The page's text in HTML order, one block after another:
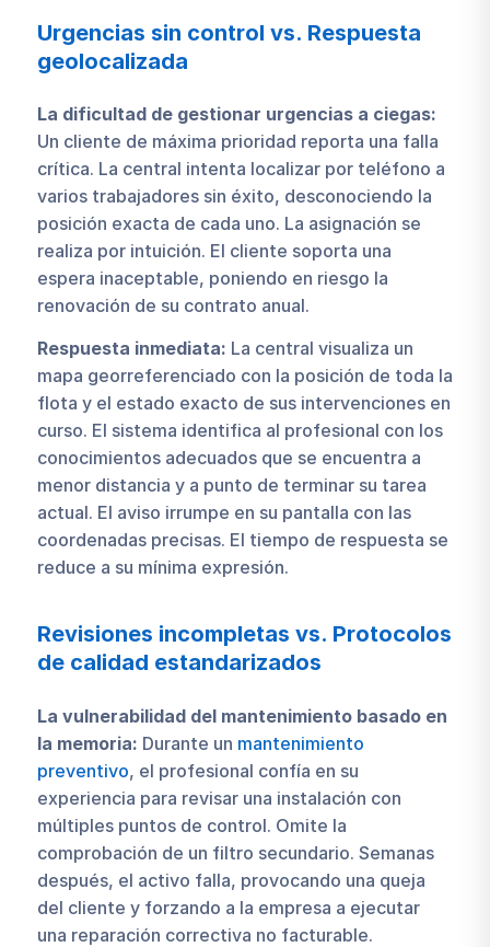
Urgencias sin control vs. Respuesta
geolocalizada
La dificultad de gestionar urgencias a ciegas:
Un cliente de máxima prioridad reporta una falla
crítica. La central intenta localizar por teléfono a
varios trabajadores sin éxito, desconociendo la
posición exacta de cada uno. La asignación se
realiza por intuición. El cliente soporta una
espera inaceptable, poniendo en riesgo la
renovación de su contrato anual.
Respuesta inmediata: La central visualiza un
mapa georreferenciado con la posición de toda la
flota y el estado exacto de sus intervenciones en
curso. El sistema identifica al profesional con los
conocimientos adecuados que se encuentra a
menor distancia y a punto de terminar su tarea
actual. El aviso irrumpe en su pantalla con las
coordenadas precisas. El tiempo de respuesta se
reduce a su mínima expresión.
Revisiones incompletas vs. Protocolos
de calidad estandarizados
La vulnerabilidad del mantenimiento basado en
la memoria: Durante un mantenimiento
preventivo, el profesional confía en su
experiencia para revisar una instalación con
múltiples puntos de control. Omite la
comprobación de un filtro secundario. Semanas
después, el activo falla, provocando una queja
del cliente y forzando a la empresa a ejecutar
una reparación correctiva no facturable.